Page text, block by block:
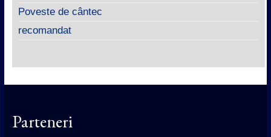
Poveste de cântec
recomandat
Parteneri